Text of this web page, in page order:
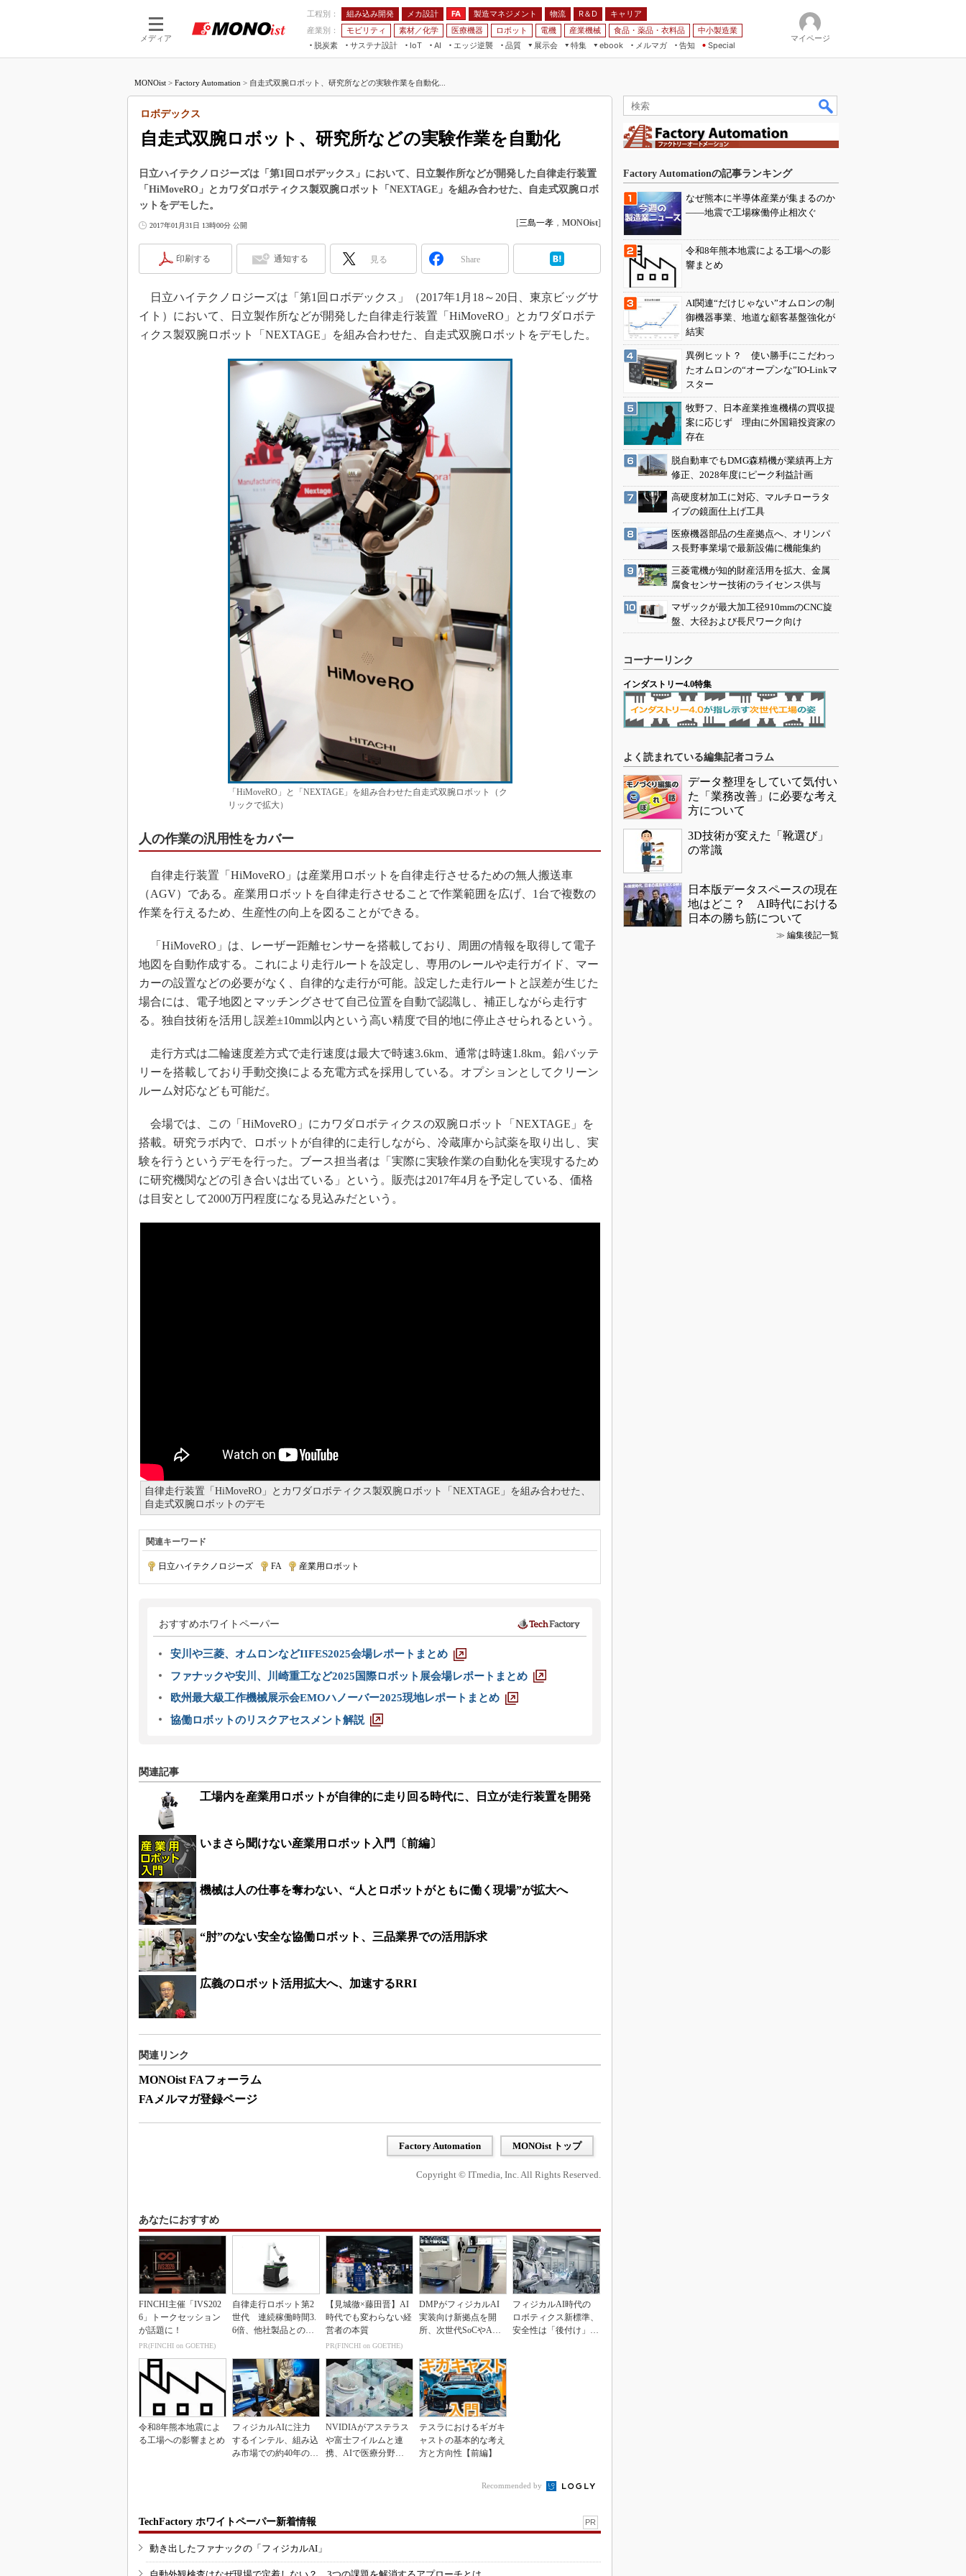
メディア
工程別： 組み込み開発 メカ設計 FA 製造マネジメント 物流 R＆D
キャリア
産業別：
モビリティ 素材／化学 医療機器 ロボット 電機 産業機械 食品・薬品・衣料品
中小製造業
脱炭素
サステナ設計
IoT
つながる工場
AI
AI×設備保全
エッジ逆襲 品質
展示会
JIMTOF
IIFES
ジャパンモビリティショー
スマート工場EXPO
EdgeTech+
日本ものづくりワールド
AUTOMOTIVE WORLD
産業オープンネット展
特集
つながるクルマ
VR／AR
フィールドサービス
FPGA
組み込み画像技術
車載ソフト開発
無償設計ツール
3Dプリンタ
インダストリー4.0
イノベーション
製造業ビッグデータ
メイドインジャパン
植物工場
知財マネジメント
海外生産
制御セキュリティ
新型コロナへの対応
ebook
FA
モビリティ
素材／化学
メルマガ
告知 Special
マイページ
MONOist > Factory Automation > 自走式双腕ロボット、研究所などの実験作業を自動化...
自走式双腕ロボット、研究所などの実験作業を自動化
ロボデックス
日立ハイテクノロジーズは「第1回ロボデックス」において、日立製作所などが開発した自律走行装置
「HiMoveRO」とカワダロボティクス製双腕ロボット「NEXTAGE」を組み合わせた、自走式双腕ロボ
ットをデモした。
2017年01月31日 13時00分 公開 [三島一孝 ， MONOist]
印刷する 通知する 見る Share
日立ハイテクノロジーズは「第1回ロボデックス」（2017年1月18～20日、東京ビッグサ
イト）において、日立製作所などが開発した自律走行装置「HiMoveRO」とカワダロボテ
ィクス製双腕ロボット「NEXTAGE」を組み合わせた、自走式双腕ロボットをデモした。
「HiMoveRO」と「NEXTAGE」を組み合わせた自走式双腕ロボット（ク
リックで拡大）
人の作業の汎用性をカバー
自律走行装置「HiMoveRO」は産業用ロボットを自律走行させるための無人搬送車
（AGV）である。産業用ロボットを自律走行させることで作業範囲を広げ、1台で複数の
作業を行えるため、生産性の向上を図ることができる。
「HiMoveRO」は、レーザー距離センサーを搭載しており、周囲の情報を取得して電子
地図を自動作成する。これにより走行ルートを設定し、専用のレールや走行ガイド、マー
カーの設置などの必要がなく、自律的な走行が可能。設定した走行ルートと誤差が生じた
場合には、電子地図とマッチングさせて自己位置を自動で認識し、補正しながら走行す
る。独自技術を活用し誤差±10mm以内という高い精度で目的地に停止させられるという。
走行方式は二輪速度差方式で走行速度は最大で時速3.6km、通常は時速1.8km。鉛バッテ
リーを搭載しており手動交換による充電方式を採用している。オプションとしてクリーン
ルーム対応なども可能だ。
会場では、この「HiMoveRO」にカワダロボティクスの双腕ロボット「NEXTAGE」を
搭載。研究ラボ内で、ロボットが自律的に走行しながら、冷蔵庫から試薬を取り出し、実
験を行うというデモを行った。ブース担当者は「実際に実験作業の自動化を実現するため
に研究機関などの引き合いは出ている」という。販売は2017年4月を予定している、価格
は目安として2000万円程度になる見込みだという。
自律走行装置「HiMoveRO」とカワダロボティクス製双腕ロボット「NEXTAGE」を組み合わせた、
自走式双腕ロボットのデモ
関連キーワード
日立ハイテクノロジーズ FA| 産業用ロボット
おすすめホワイトペーパー
安川や三菱、オムロンなどIIFES2025会場レポートまとめ
ファナックや安川、川崎重工など2025国際ロボット展会場レポートまとめ
欧州最大級工作機械展示会EMOハノーバー2025現地レポートまとめ
協働ロボットのリスクアセスメント解説
関連記事
工場内を産業用ロボットが自律的に走り回る時代に、日立が走行装置を開発
いまさら聞けない産業用ロボット入門〔前編〕
機械は人の仕事を奪わない、“人とロボットがともに働く現場”が拡大へ
“肘”のない安全な協働ロボット、三品業界での活用訴求
広義のロボット活用拡大へ、加速するRRI
関連リンク
MONOist FAフォーラム
FAメルマガ登録ページ
Factory Automation MONOist トップ
Copyright © ITmedia, Inc. All Rights Reserved.
あなたにおすすめ
FINCHI主催「IVS202
6」トークセッション
が話題に！
PR(FINCHI on GOETHE)
自律走行ロボット第2
世代 連続稼働時間3.
6倍、他社製品との連
【見城徹×藤田晋】AI
時代でも変わらない経
営者の本質
PR(FINCHI on GOETHE)
DMPがフィジカルAI
実装向け新拠点を開
所、次世代SoCやAM
フィジカルAI時代の
ロボティクス新標準、
安全性は「後付け」で
令和8年熊本地震によ
る工場への影響まとめ
フィジカルAIに注力
するインテル、組み込
み市場での約40年の実
NVIDIAがアステラス
や富士フイルムと連
携、AIで医療分野支
テスラにおけるギガキ
ャストの基本的な考え
方と方向性【前編】
Recommended by
TechFactory ホワイトペーパー新着情報 PR
動き出したファナックの「フィジカルAI」
Factory Automationの記事ランキング
なぜ熊本に半導体産業が集まるのか
――地震で工場稼働停止相次ぐ
令和8年熊本地震による工場への影
響まとめ
AI関連“だけじゃない”オムロンの制
御機器事業、地道な顧客基盤強化が
結実
異例ヒット？ 使い勝手にこだわっ
たオムロンの“オープンな”IO-Linkマ
スター
牧野フ、日本産業推進機構の買収提
案に応じず 理由に外国籍投資家の
存在
脱自動車でもDMG森精機が業績再上方
修正、2028年度にピーク利益計画
高硬度材加工に対応、マルチローラタ
イプの鏡面仕上げ工具
医療機器部品の生産拠点へ、オリンパ
ス長野事業場で最新設備に機能集約
三菱電機が知的財産活用を拡大、金属
腐食センサー技術のライセンス供与
マザックが最大加工径910mmのCNC旋
盤、大径および長尺ワーク向け
コーナーリンク
インダストリー4.0特集
よく読まれている編集記者コラム
データ整理をしていて気付い
た「業務改善」に必要な考え
方について
3D技術が変えた「靴選び」
の常識
日本版データスペースの現在
地はどこ？ AI時代における
日本の勝ち筋について
≫ 編集後記一覧